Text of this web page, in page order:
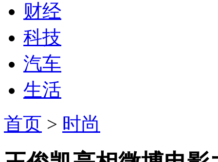
财经
科技
汽车
生活
首页 > 时尚